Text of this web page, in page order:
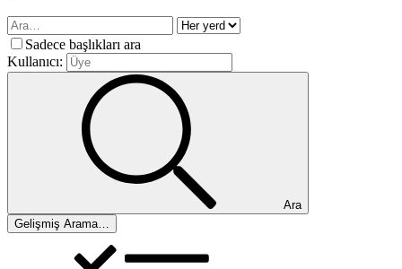
Sadece başlıkları ara
Kullanıcı:
Ara
Gelişmiş Arama…